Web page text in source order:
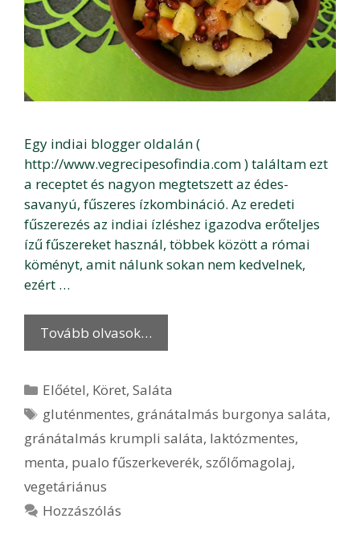
Egy indiai blogger oldalán (
http://www.vegrecipesofindia.com ) találtam ezt
a receptet és nagyon megtetszett az édes-
savanyú, fűszeres ízkombináció. Az eredeti
fűszerezés az indiai ízléshez igazodva erőteljes
ízű fűszereket használ, többek között a római
köményt, amit nálunk sokan nem kedvelnek,
ezért …
Tovább olvasok…
Kategória
Előétel, Köret,Saláta
Címkék
gluténmentes, gránátalmás burgonya saláta,
gránátalmás krumpli saláta, laktózmentes,
menta, pualo fűszerkeverék, szőlőmagolaj,
vegetáriánus
Hozzászólás